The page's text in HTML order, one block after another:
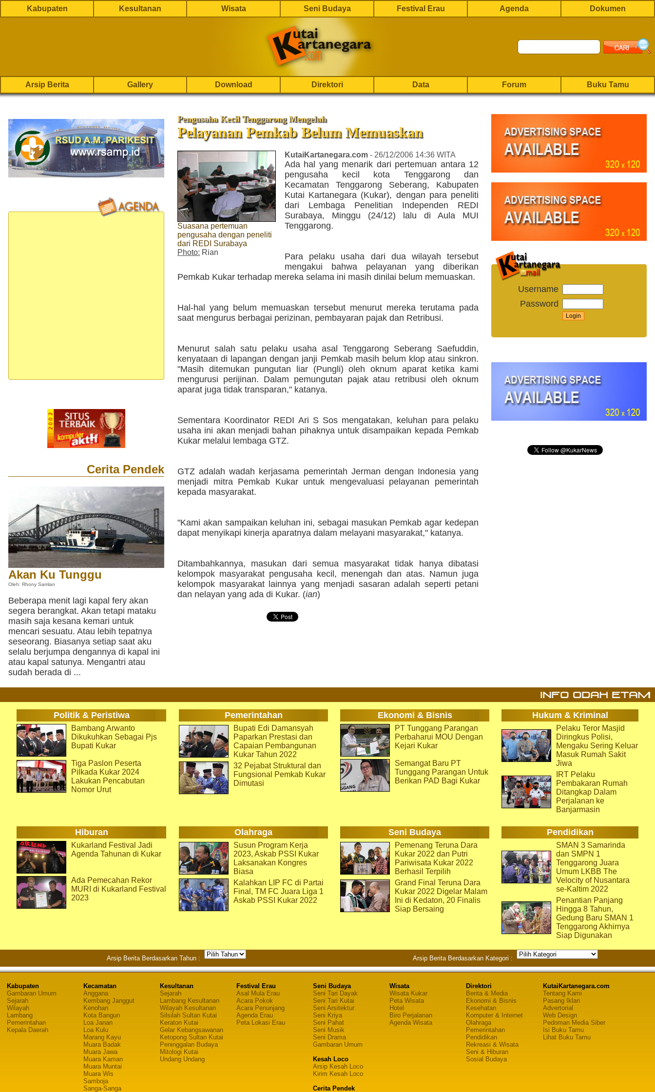
Kabupaten Kesultanan Wisata Seni Budaya Festival Erau Agenda Dokumen
Arsip Berita Gallery Download Direktori Data Forum Buku Tamu
Cerita Pendek
Akan Ku Tunggu
Oleh: Rhony Samlan
Beberapa menit lagi kapal fery akan
segera berangkat. Akan tetapi mataku
masih saja kesana kemari untuk
mencari sesuatu. Atau lebih tepatnya
seseorang. Biasanya setiap saat aku
selalu berjumpa dengannya di kapal ini
atau kapal satunya. Mengantri atau
sudah berada di ...
Pengusaha Kecil Tenggarong Mengeluh
Pelayanan Pemkab Belum Memuaskan
Suasana pertemuan
pengusaha dengan peneliti
dari REDI Surabaya
Photo: Rian
KutaiKartanegara.com - 26/12/2006 14:36 WITA
Ada hal yang menarik dari pertemuan antara 12
pengusaha kecil kota Tenggarong dan
Kecamatan Tenggarong Seberang, Kabupaten
Kutai Kartanegara (Kukar), dengan para peneliti
dari Lembaga Penelitian Independen REDI
Surabaya, Minggu (24/12) lalu di Aula MUI
Tenggarong.
Para pelaku usaha dari dua wilayah tersebut
mengakui bahwa pelayanan yang diberikan
Pemkab Kukar terhadap mereka selama ini masih dinilai belum memuaskan.
Hal-hal yang belum memuaskan tersebut menurut mereka terutama pada
saat mengurus berbagai perizinan, pembayaran pajak dan Retribusi.
Menurut salah satu pelaku usaha asal Tenggarong Seberang Saefuddin,
kenyataan di lapangan dengan janji Pemkab masih belum klop atau sinkron.
"Masih ditemukan pungutan liar (Pungli) oleh oknum aparat ketika kami
mengurusi perijinan. Dalam pemungutan pajak atau retribusi oleh oknum
aparat juga tidak transparan," katanya.
Sementara Koordinator REDI Ari S Sos mengatakan, keluhan para pelaku
usaha ini akan menjadi bahan pihaknya untuk disampaikan kepada Pemkab
Kukar melalui lembaga GTZ.
GTZ adalah wadah kerjasama pemerintah Jerman dengan Indonesia yang
menjadi mitra Pemkab Kukar untuk mengevaluasi pelayanan pemerintah
kepada masyarakat.
"Kami akan sampaikan keluhan ini, sebagai masukan Pemkab agar kedepan
dapat menyikapi kinerja aparatnya dalam melayani masyarakat," katanya.
Ditambahkannya, masukan dari semua masyarakat tidak hanya dibatasi
kelompok masyarakat pengusaha kecil, menengah dan atas. Namun juga
kelompok masyarakat lainnya yang menjadi sasaran adalah seperti petani
dan nelayan yang ada di Kukar. (ian)
Username
Password
Politik & Peristiwa Pemerintahan Ekonomi & Bisnis Hukum & Kriminal
Bambang Arwanto
Dikukuhkan Sebagai Pjs
Bupati Kukar
Tiga Paslon Peserta
Pilkada Kukar 2024
Lakukan Pencabutan
Nomor Urut
Bupati Edi Damansyah
Paparkan Prestasi dan
Capaian Pembangunan
Kukar Tahun 2022
32 Pejabat Struktural dan
Fungsional Pemkab Kukar
Dimutasi
PT Tunggang Parangan
Perbaharui MOU Dengan
Kejari Kukar
Semangat Baru PT
Tunggang Parangan Untuk
Berikan PAD Bagi Kukar
Pelaku Teror Masjid
Diringkus Polisi,
Mengaku Sering Keluar
Masuk Rumah Sakit
Jiwa
IRT Pelaku
Pembakaran Rumah
Ditangkap Dalam
Perjalanan ke
Banjarmasin
Hiburan Olahraga Seni Budaya Pendidikan
Kukarland Festival Jadi
Agenda Tahunan di Kukar
Ada Pemecahan Rekor
MURI di Kukarland Festival
2023
Susun Program Kerja
2023, Askab PSSI Kukar
Laksanakan Kongres
Biasa
Kalahkan LIP FC di Partai
Final, TM FC Juara Liga 1
Askab PSSI Kukar 2022
Pemenang Teruna Dara
Kukar 2022 dan Putri
Pariwisata Kukar 2022
Berhasil Terpilih
Grand Final Teruna Dara
Kukar 2022 Digelar Malam
Ini di Kedaton, 20 Finalis
Siap Bersaing
SMAN 3 Samarinda
dan SMPN 1
Tenggarong Juara
Umum LKBB The
Velocity of Nusantara
se-Kaltim 2022
Penantian Panjang
Hingga 8 Tahun,
Gedung Baru SMAN 1
Tenggarong Akhirnya
Siap Digunakan
Arsip Berita Berdasarkan Tahun : Arsip Berita Berdasarkan Kategori :
Kabupaten
Gambaran Umum
Sejarah
Wilayah
Lambang
Pemerintahan
Kepala Daerah
Kecamatan
Anggana
Kembang Janggut
Kenohan
Kota Bangun
Loa Janan
Loa Kulu
Marang Kayu
Muara Badak
Muara Jawa
Muara Kaman
Muara Muntai
Muara Wis
Samboja
Sanga-Sanga
Kesultanan
Sejarah
Lambang Kesultanan
Wilayah Kesultanan
Silsilah Sultan Kutai
Keraton Kutai
Gelar Kebangsawanan
Ketopong Sultan Kutai
Peninggalan Budaya
Mitologi Kutai
Undang Undang
Festival Erau
Asal Mula Erau
Acara Pokok
Acara Penunjang
Agenda Erau
Peta Lokasi Erau
Seni Budaya
Seni Tari Dayak
Seni Tari Kutai
Seni Arsitektur
Seni Kriya
Seni Pahat
Seni Musik
Seni Drama
Gambaran Umum
Kesah Loco
Arsip Kesah Loco
Kirim Kesah Loco
Cerita Pendek
Wisata
Wisata Kukar
Peta Wisata
Hotel
Biro Perjalanan
Agenda Wisata
Direktori
Berita & Media
Ekonomi & Bisnis
Kesehatan
Komputer & Internet
Olahraga
Pemerintahan
Pendidikan
Rekreasi & Wisata
Seni & Hiburan
Sosial Budaya
KutaiKartanegara.com
Tentang Kami
Pasang Iklan
Advertorial
Web Design
Pedoman Media Siber
Isi Buku Tamu
Lihat Buku Tamu